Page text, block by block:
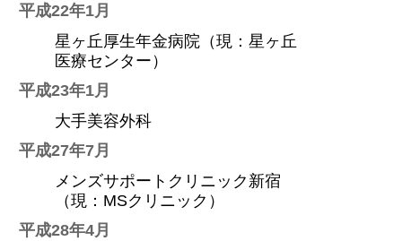
平成22年1月
星ヶ丘厚生年金病院（現：星ヶ丘
医療センター）
平成23年1月
大手美容外科
平成27年7月
メンズサポートクリニック新宿
（現：MSクリニック）
平成28年4月